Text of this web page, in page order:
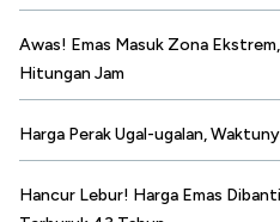
Awas! Emas Masuk Zona
Hitungan Jam
Harga Perak Ugal-ugalan,
Hancur Lebur! Harga Emas